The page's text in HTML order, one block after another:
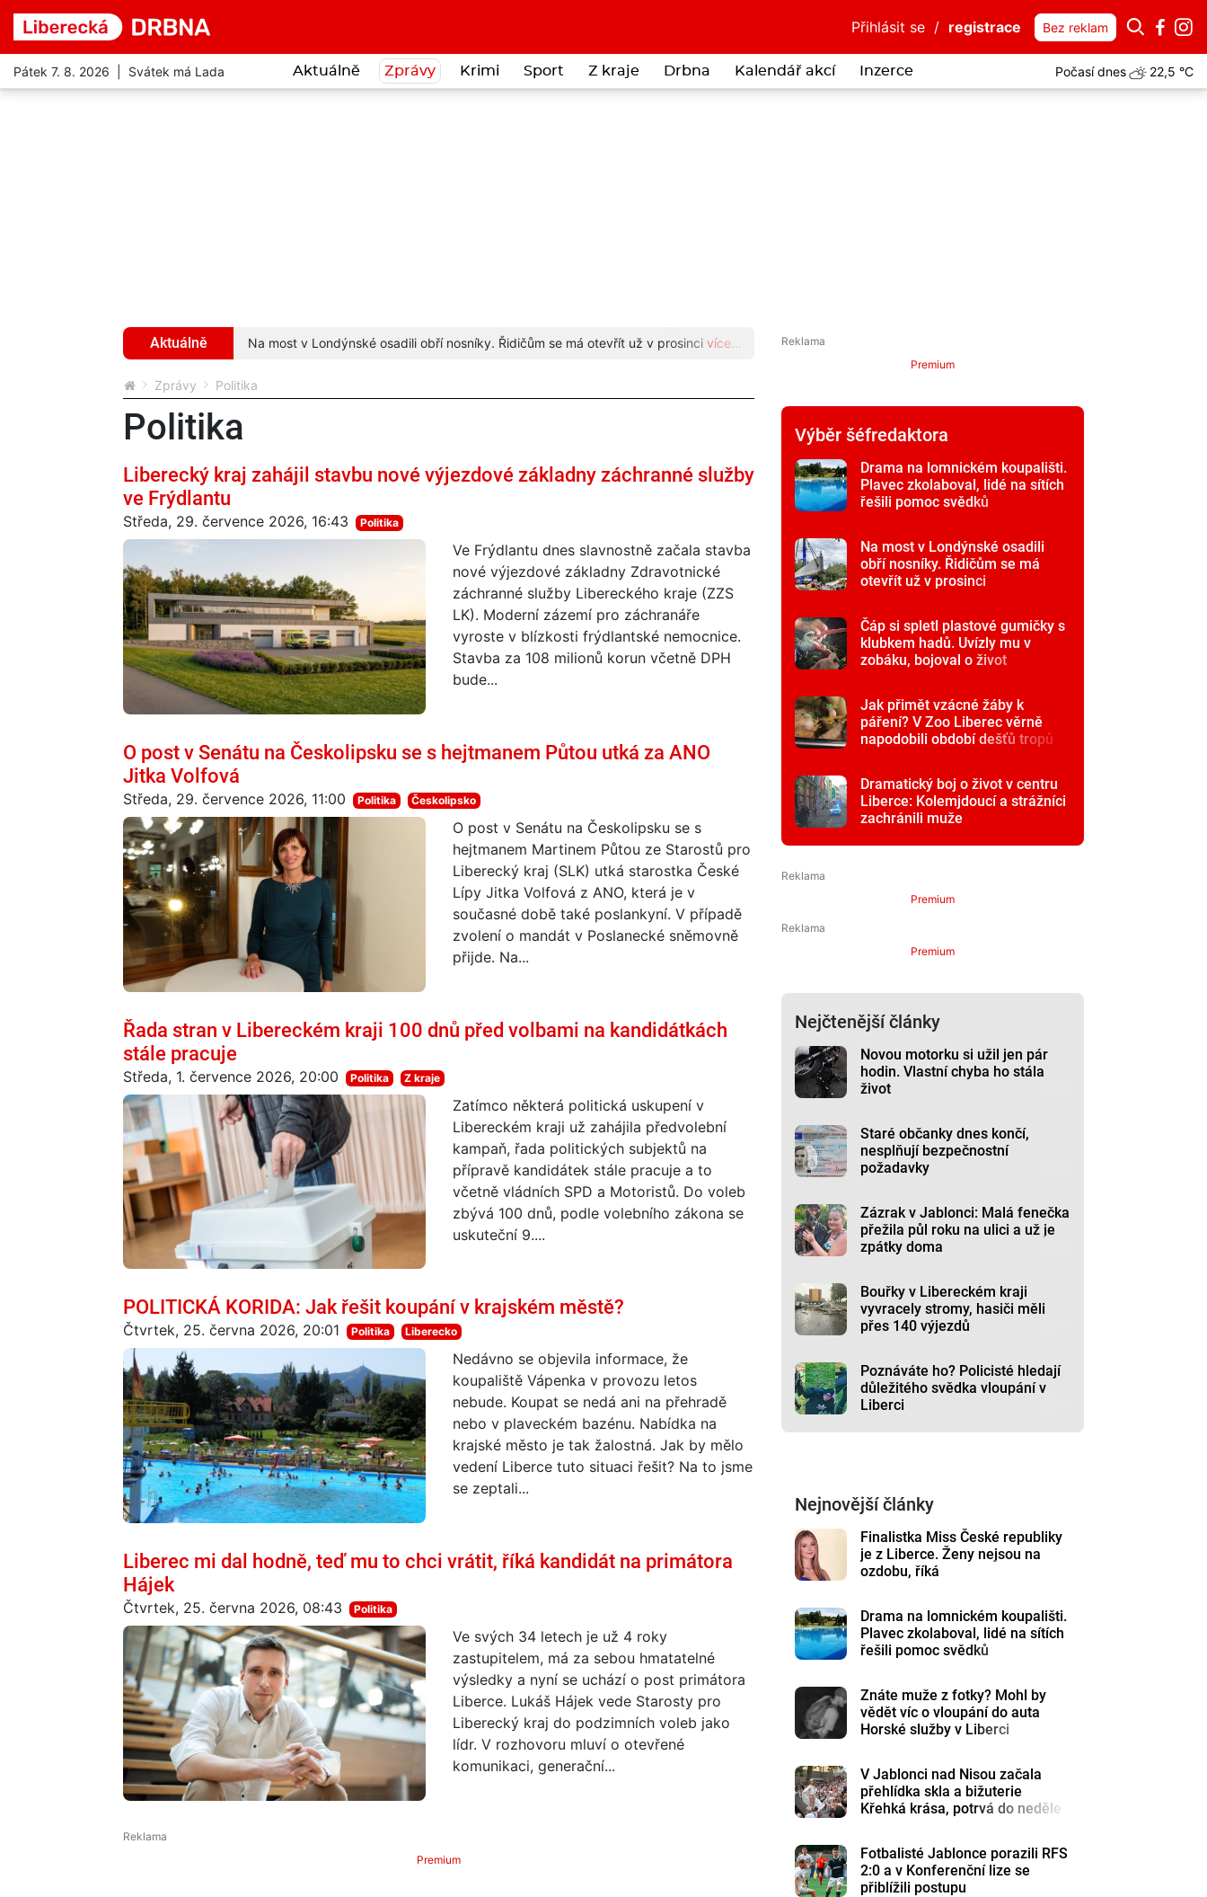
Přihlásit se / registrace Bez reklam
Pátek 7. 8. 2026 | Svátek má Lada Aktuálně Zprávy Krimi Sport Z kraje Drbna Kalendář akcí Inzerce Počasí dnes 22,5 °C
Aktuálně
Uvízly mu v zobáku, bojoval o život více...Na most v Londýnské osadili obří nosníky. Řidičům se má otevřít už v prosinci více... Znáte muže z fotky? Mohl by vědět víc o vloupání do auta Horské služby
Zprávy Politika
Politika
Liberecký kraj zahájil stavbu nové výjezdové základny záchranné služby
ve Frýdlantu
Středa, 29. července 2026, 16:43 Politika
Ve Frýdlantu dnes slavnostně začala stavba
nové výjezdové základny Zdravotnické
záchranné služby Libereckého kraje (ZZS
LK). Moderní zázemí pro záchranáře
vyroste v blízkosti frýdlantské nemocnice.
Stavba za 108 milionů korun včetně DPH
bude...
O post v Senátu na Českolipsku se s hejtmanem Půtou utká za ANO
Jitka Volfová
Středa, 29. července 2026, 11:00 Politika Českolipsko
O post v Senátu na Českolipsku se s
hejtmanem Martinem Půtou ze Starostů pro
Liberecký kraj (SLK) utká starostka České
Lípy Jitka Volfová z ANO, která je v
současné době také poslankyní. V případě
zvolení o mandát v Poslanecké sněmovně
přijde. Na...
Řada stran v Libereckém kraji 100 dnů před volbami na kandidátkách
stále pracuje
Středa, 1. července 2026, 20:00 Politika Z kraje
Zatímco některá politická uskupení v
Libereckém kraji už zahájila předvolební
kampaň, řada politických subjektů na
přípravě kandidátek stále pracuje a to
včetně vládních SPD a Motoristů. Do voleb
zbývá 100 dnů, podle volebního zákona se
uskuteční 9....
POLITICKÁ KORIDA: Jak řešit koupání v krajském městě?
Čtvrtek, 25. června 2026, 20:01 Politika Liberecko
Nedávno se objevila informace, že
koupaliště Vápenka v provozu letos
nebude. Koupat se nedá ani na přehradě
nebo v plaveckém bazénu. Nabídka na
krajské město je tak žalostná. Jak by mělo
vedení Liberce tuto situaci řešit? Na to jsme
se zeptali...
Liberec mi dal hodně, teď mu to chci vrátit, říká kandidát na primátora
Hájek
Čtvrtek, 25. června 2026, 08:43 Politika
Ve svých 34 letech je už 4 roky
zastupitelem, má za sebou hmatatelné
výsledky a nyní se uchází o post primátora
Liberce. Lukáš Hájek vede Starosty pro
Liberecký kraj do podzimních voleb jako
lídr. V rozhovoru mluví o otevřené
komunikaci, generační...
Premium
Premium
Výběr šéfredaktora
Drama na lomnickém koupališti.
Plavec zkolaboval, lidé na sítích
řešili pomoc svědků
Na most v Londýnské osadili
obří nosníky. Řidičům se má
otevřít už v prosinci
Čáp si spletl plastové gumičky s
klubkem hadů. Uvízly mu v
zobáku, bojoval o život
Jak přimět vzácné žáby k
páření? V Zoo Liberec věrně
napodobili období dešťů tropů
Dramatický boj o život v centru
Liberce: Kolemjdoucí a strážníci
zachránili muže
Premium
Premium
Nejčtenější články
Novou motorku si užil jen pár
hodin. Vlastní chyba ho stála
život
Staré občanky dnes končí,
nesplňují bezpečnostní
požadavky
Zázrak v Jablonci: Malá fenečka
přežila půl roku na ulici a už je
zpátky doma
Bouřky v Libereckém kraji
vyvracely stromy, hasiči měli
přes 140 výjezdů
Poznáváte ho? Policisté hledají
důležitého svědka vloupání v
Liberci
Nejnovější články
Finalistka Miss České republiky
je z Liberce. Ženy nejsou na
ozdobu, říká
Drama na lomnickém koupališti.
Plavec zkolaboval, lidé na sítích
řešili pomoc svědků
Znáte muže z fotky? Mohl by
vědět víc o vloupání do auta
Horské služby v Liberci
V Jablonci nad Nisou začala
přehlídka skla a bižuterie
Křehká krása, potrvá do neděle
Fotbalisté Jablonce porazili RFS
2:0 a v Konferenční lize se
přiblížili postupu